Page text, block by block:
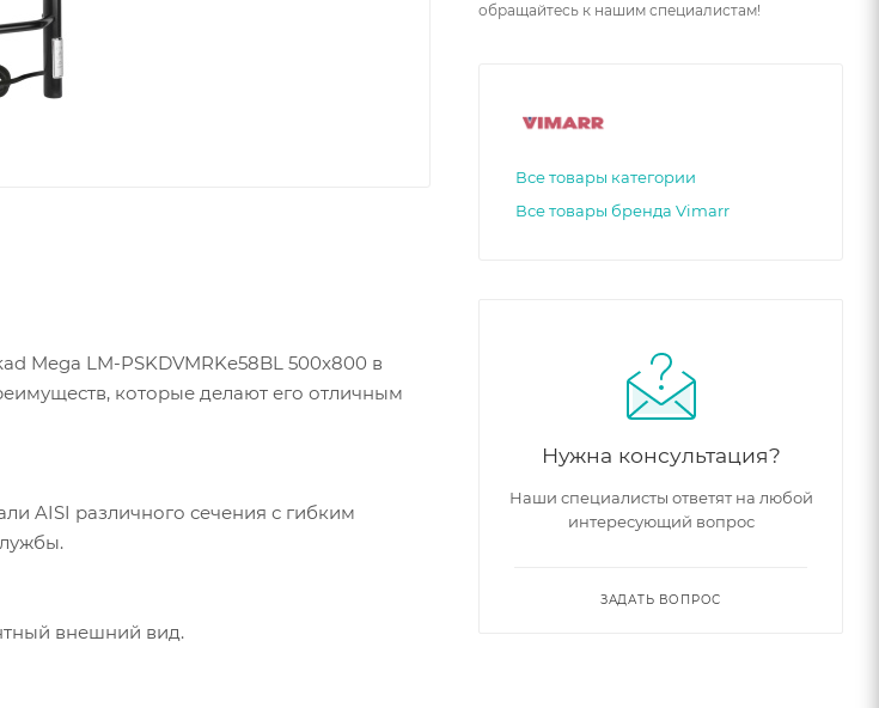
Mega LM-PSKDVMRKe58BL 500x800 в
которые делают его отличным
AISI различного сечения с гибким
внешний вид.
обращайтесь к нашим специалистам!
Все товары категории
Все товары бренда Vimarr
Нужна консультация?
Наши специалисты ответят на любой
интересующий вопрос
ЗАДАТЬ ВОПРОС